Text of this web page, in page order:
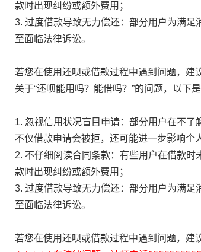
款时出现纠纷或额外费用；
3. 过度借款导致无力偿还：部分用户为满
至面临法律诉讼。
若您在使用还呗或借款过程中遇到问题，建
关于“还呗能用吗？能借吗？”的问题，以下
1. 忽视信用状况盲目申请：部分用户在不了
不仅借款申请会被拒，还可能进一步影响个
2. 不仔细阅读合同条款：有些用户在借款
款时出现纠纷或额外费用；
3. 过度借款导致无力偿还：部分用户为满
至面临法律诉讼。
若您在使用还呗或借款过程中遇到问题，建